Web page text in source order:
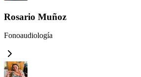
Rosario Muñoz
Fonoaudiología